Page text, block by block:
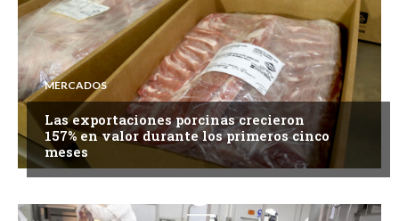
MERCADOS
Las exportaciones porcinas crecieron
157% en valor durante los primeros cinco
meses